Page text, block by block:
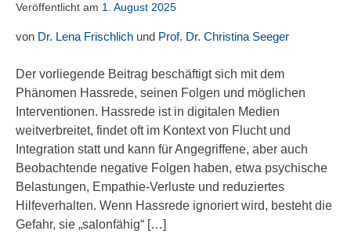
Veröffentlicht am 1. August 2025
von Dr. Lena Frischlich und Prof. Dr. Christina Seeger
Der vorliegende Beitrag beschäftigt sich mit dem
Phänomen Hassrede, seinen Folgen und möglichen
Interventionen. Hassrede ist in digitalen Medien
weitverbreitet, findet oft im Kontext von Flucht und
Integration statt und kann für Angegriffene, aber auch
Beobachtende negative Folgen haben, etwa psychische
Belastungen, Empathie-Verluste und reduziertes
Hilfeverhalten. Wenn Hassrede ignoriert wird, besteht die
Gefahr, sie „salonfähig“ […]